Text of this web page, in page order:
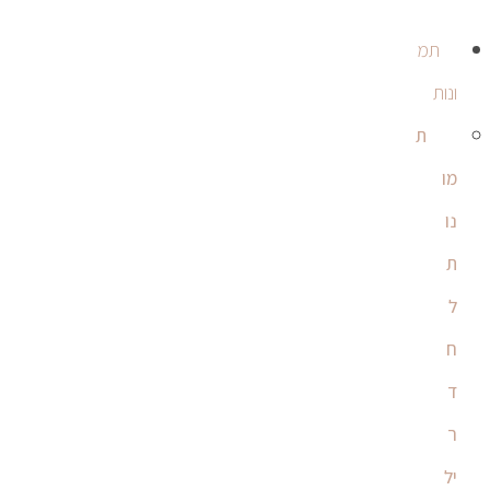
תמ
ונות
ת
מו
נו
ת
ל
ח
ד
ר
יל